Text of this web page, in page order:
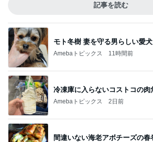
記事を読む
モト冬樹 妻を守る男らしい愛犬
Amebaトピックス 11時間前
冷凍庫に入らないコストコの肉
Amebaトピックス 2日前
間違いない海老アボチーズの春